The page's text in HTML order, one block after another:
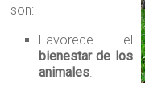
son:
Favorece el
bienestar de los
animales.